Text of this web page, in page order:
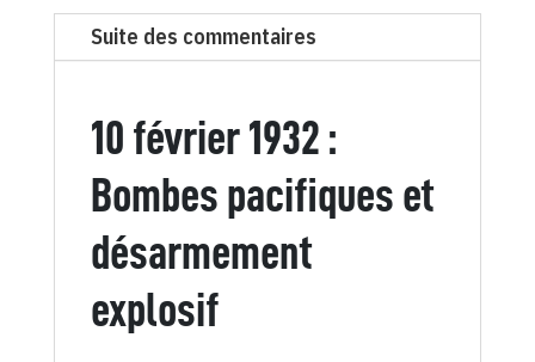
du
Canard
Février
1932
Suite des commentaires
10 février 1932 :
Bombes pacifiques et
désarmement
explosif